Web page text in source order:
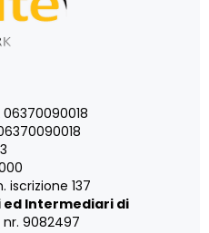
06370090018
iscrizione 137
ed Intermediari di
nr. 9082497